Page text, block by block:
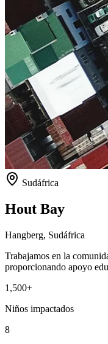
Sudáfrica
Hout Bay
Hangberg, Sudáfrica
Trabajamos en la
proporcionando apoyo
1,500+
Niños impactados
8